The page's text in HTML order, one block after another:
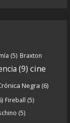
on facebook
(5) Braxton
(9) cine
Negra (6)
Fireball (5)
(5)